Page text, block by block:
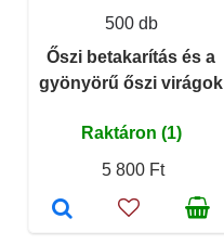
500 db
Őszi betakarítás és a
gyönyörű őszi virágok
Raktáron (1)
5 800 Ft